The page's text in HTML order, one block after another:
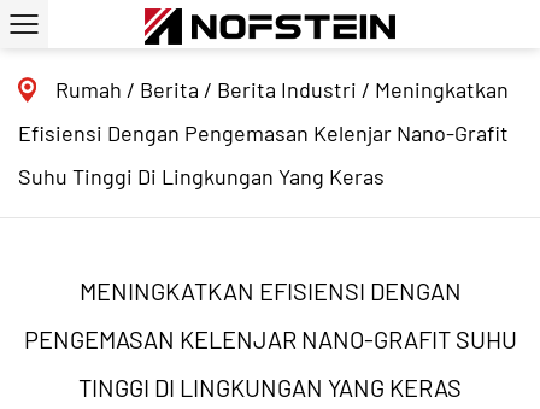
Rumah / Berita / Berita Industri / Meningkatkan
Efisiensi Dengan Pengemasan Kelenjar Nano-Grafit
Suhu Tinggi Di Lingkungan Yang Keras
MENINGKATKAN EFISIENSI DENGAN
PENGEMASAN KELENJAR NANO-GRAFIT SUHU
TINGGI DI LINGKUNGAN YANG KERAS